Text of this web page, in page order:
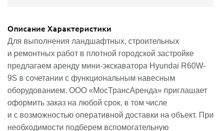
Описание Характеристики
Для выполнения ландшафтных, строительных
и ремонтных работ в плотной городской застройке
предлагаем аренду мини-экскаватора Hyundai R60W-
9S в сочетании с функциональным навесным
оборудованием. ООО «МосТрансАренда» приглашает
оформить заказ на любой срок, в том числе
и с возможностью оперативной доставки на объект. При
необходимости подберем вспомогательную